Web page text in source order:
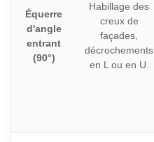
Équerre
d'angle
entrant
(90°)
Habillage des
creux de
façades,
décrochements
en L ou en U.